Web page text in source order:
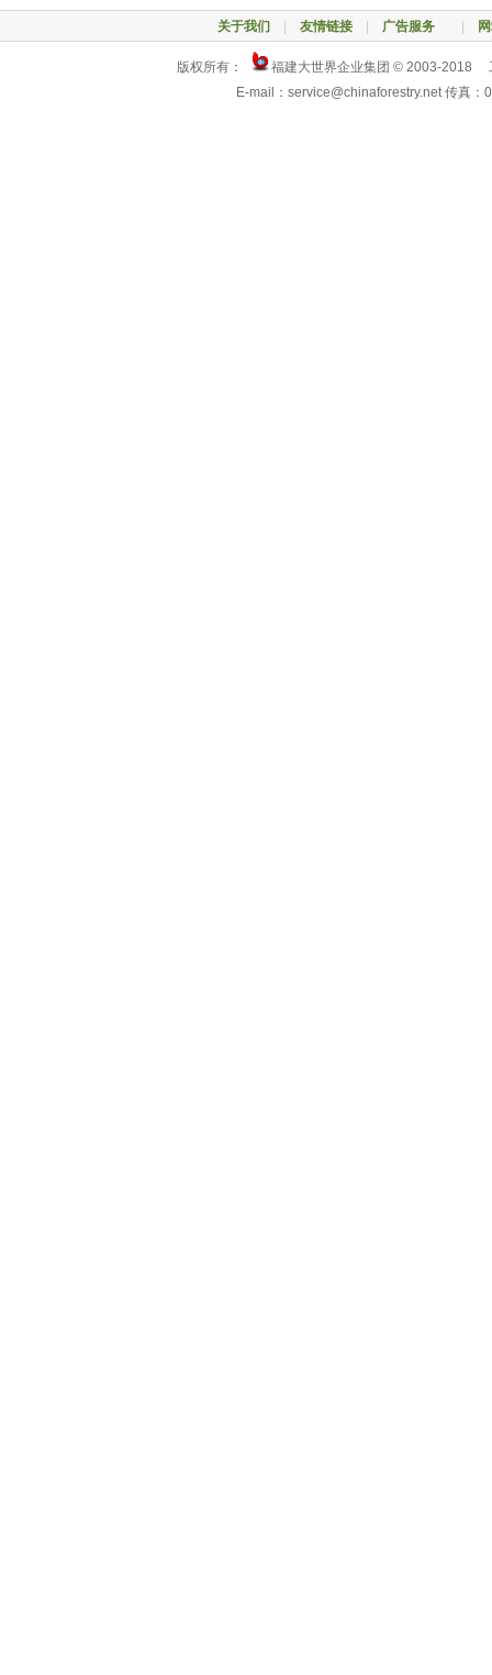
关于我们 友情链接| 广告服务
版权所有：
福建大世界企业集团 © 2003-2018
E-mail：service@chinaforestry.net 传真